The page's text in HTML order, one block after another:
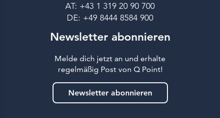
AT: +43 1 319 20 90 700
DE: +49 8444 8584 900
Newsletter abonnieren
Melde dich jetzt an und erhalte
regelmäßig Post von Q Point!
Newsletter abonnieren